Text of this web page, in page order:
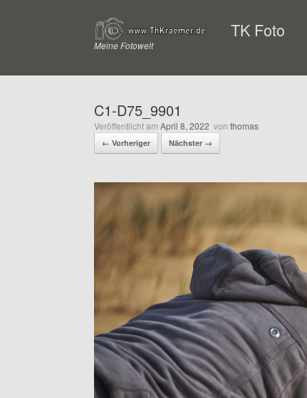
TK Foto
Meine Fotowelt
C1-D75_9901
Veröffentlicht am April 8, 2022 von thomas
← Vorheriger Nächster →